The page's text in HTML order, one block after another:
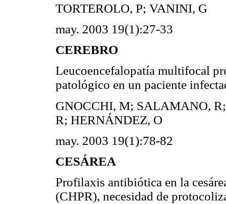
TORTEROLO, P; VANINI, G
may. 2003 19(1):27-33
CEREBRO
Leucoencefalopatía multifocal
patológico en un paciente
GNOCCHI, M; SALAMANO,
R; HERNÁNDEZ, O
may. 2003 19(1):78-82
CESÁREA
Profilaxis antibiótica en la
(CHPR), necesidad de